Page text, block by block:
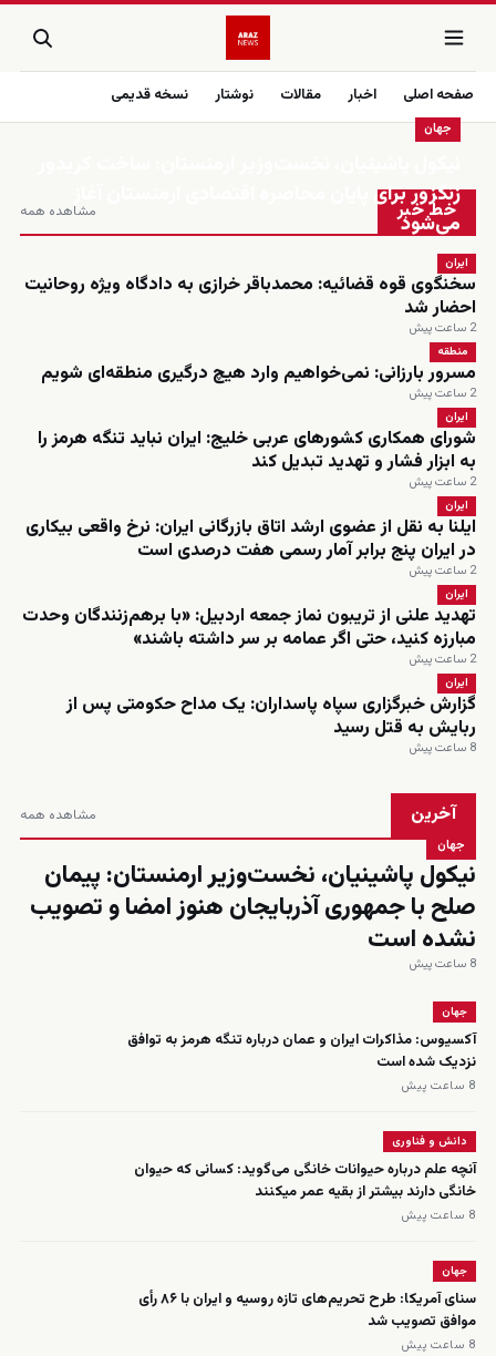
صفحه اصلی اخبار مقالات نوشتار نسخه قدیمی
خط خبر مشاهده همه
جهان
زنگزور برای پایان محاصره اقتصادی ارمنستان آغاز
می‌شود
ایران
سخنگوی قوه قضائیه: محمدباقر خرازی به دادگاه ویژه روحانیت
احضار شد
2 ساعت پیش
منطقه
مسرور بارزانی: نمی‌خواهیم وارد هیچ درگیری منطقه‌ای شویم
2 ساعت پیش
ایران
شورای همکاری کشورهای عربی خلیج: ایران نباید تنگه هرمز را
به ابزار فشار و تهدید تبدیل کند
2 ساعت پیش
ایران
ایلنا به نقل از عضوی ارشد اتاق بازرگانی ایران: نرخ واقعی بیکاری
در ایران پنج برابر آمار رسمی هفت درصدی است
2 ساعت پیش
ایران
تهدید علنی از تریبون نماز جمعه اردبیل: «با برهم‌زنندگان وحدت
مبارزه کنید، حتی اگر عمامه بر سر داشته باشند»
2 ساعت پیش
ایران
گزارش خبرگزاری سپاه پاسداران: یک مداح حکومتی پس از
ربایش به قتل رسید
8 ساعت پیش
آخرین مشاهده همه
جهان
نیکول پاشینیان، نخست‌وزیر ارمنستان: پیمان
صلح با جمهوری آذربایجان هنوز امضا و تصویب
نشده است
8 ساعت پیش
جهان
آکسیوس: مذاکرات ایران و عمان درباره تنگه هرمز به توافق
نزدیک شده است
8 ساعت پیش
دانش و فناوری
آنچه علم درباره حیوانات خانگی می‌گوید: کسانی که حیوان
خانگی دارند بیشتر از بقیه عمر میکنند
8 ساعت پیش
جهان
سنای آمریکا: طرح تحریم‌های تازه روسیه و ایران با ۸۶ رأی
موافق تصویب شد
8 ساعت پیش